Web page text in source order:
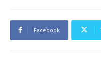
Facebook